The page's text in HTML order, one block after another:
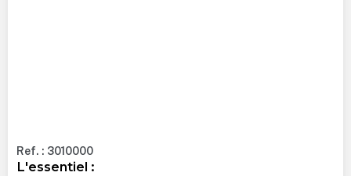
Ref. : 3010000
L'essentiel :